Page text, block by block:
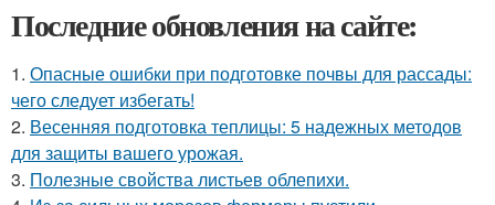
Последние обновления на сайте:
1. Опасные ошибки при подготовке почвы для рассады:
чего следует избегать!
2. Весенняя подготовка теплицы: 5 надежных методов
для защиты вашего урожая.
3. Полезные свойства листьев облепихи.